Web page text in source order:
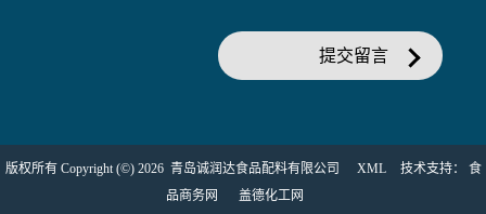
提交留言
版权所有 Copyright (©) 2026 青岛诚润达食品配料有限公司 XML 技术支持： 食
品商务网
盖德化工网